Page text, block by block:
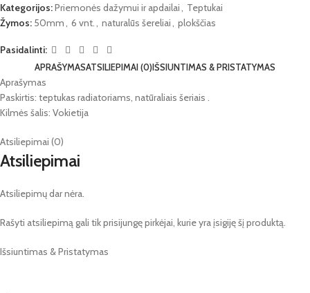
Kategorijos:Priemonės dažymui ir apdailai, Teptukai
Žymos: 50mm, 6 vnt., naturalūs šereliai, plokščias
Pasidalinti:
APRAŠYMASATSILIEPIMAI (0)IŠSIUNTIMAS & PRISTATYMAS
Aprašymas
Paskirtis: teptukas radiatoriams, natūraliais šeriais .
Kilmės šalis: Vokietija
Atsiliepimai (0)
Atsiliepimai
Atsiliepimų dar nėra.
Rašyti atsiliepimą gali tik prisijungę pirkėjai, kurie yra įsigiję šį produktą.
Išsiuntimas & Pristatymas